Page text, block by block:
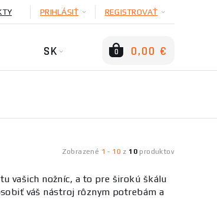
PRIHLÁSIŤ REGISTROVAŤ
SK 0 0,00 €
Zobrazené 1 - 10 z 10 produktov
vašich nožníc, a to pre širokú škálu
váš nástroj rôznym potrebám a